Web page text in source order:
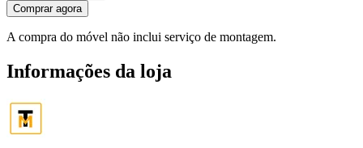
Comprar agora
A compra do móvel não inclui serviço de montagem.
Informações da loja